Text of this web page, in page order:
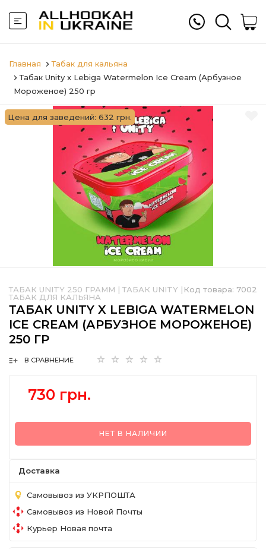
Главная
Табак для кальяна
Табак Unity x Lebiga Watermelon Ice Cream (Арбузное
Мороженое) 250 гр
Цена для заведений: 632 грн.
Код товара: 7002
ТАБАК UNITY 250 ГРАММ | ТАБАК UNITY |
ТАБАК ДЛЯ КАЛЬЯНА
ТАБАК UNITY X LEBIGA WATERMELON
ICE CREAM (АРБУЗНОЕ МОРОЖЕНОЕ)
250 ГР
В СРАВНЕНИЕ
730 грн.
НЕТ В НАЛИЧИИ
Доставка
Самовывоз из УКРПОШТА
Самовывоз из Новой Почты
Курьер Новая почта